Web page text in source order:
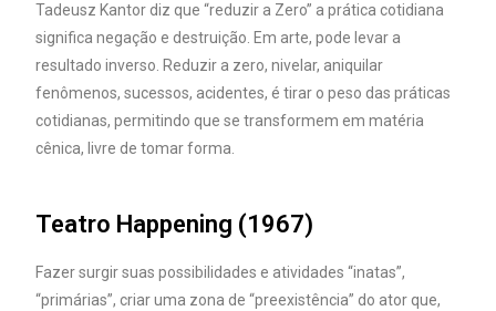
Tadeusz Kantor diz que “reduzir a Zero” a prática cotidiana
significa negação e destruição. Em arte, pode levar a
resultado inverso. Reduzir a zero, nivelar, aniquilar
fenômenos, sucessos, acidentes, é tirar o peso das práticas
cotidianas, permitindo que se transformem em matéria
cênica, livre de tomar forma.
Teatro Happening (1967)
Fazer surgir suas possibilidades e atividades “inatas”,
“primárias”, criar uma zona de “preexistência” do ator que,